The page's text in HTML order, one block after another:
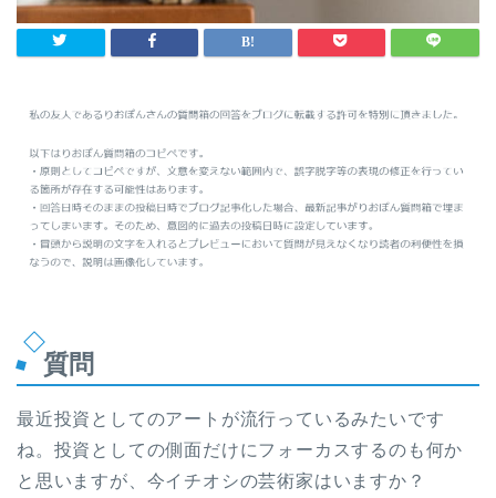
質問
最近投資としてのアートが流行っているみたいです
ね。投資としての側面だけにフォーカスするのも何か
と思いますが、今イチオシの芸術家はいますか？